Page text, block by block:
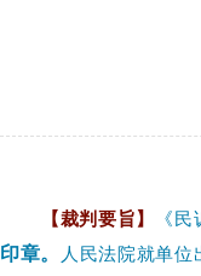
【裁判要旨】 《
印章。 人民法院就单位